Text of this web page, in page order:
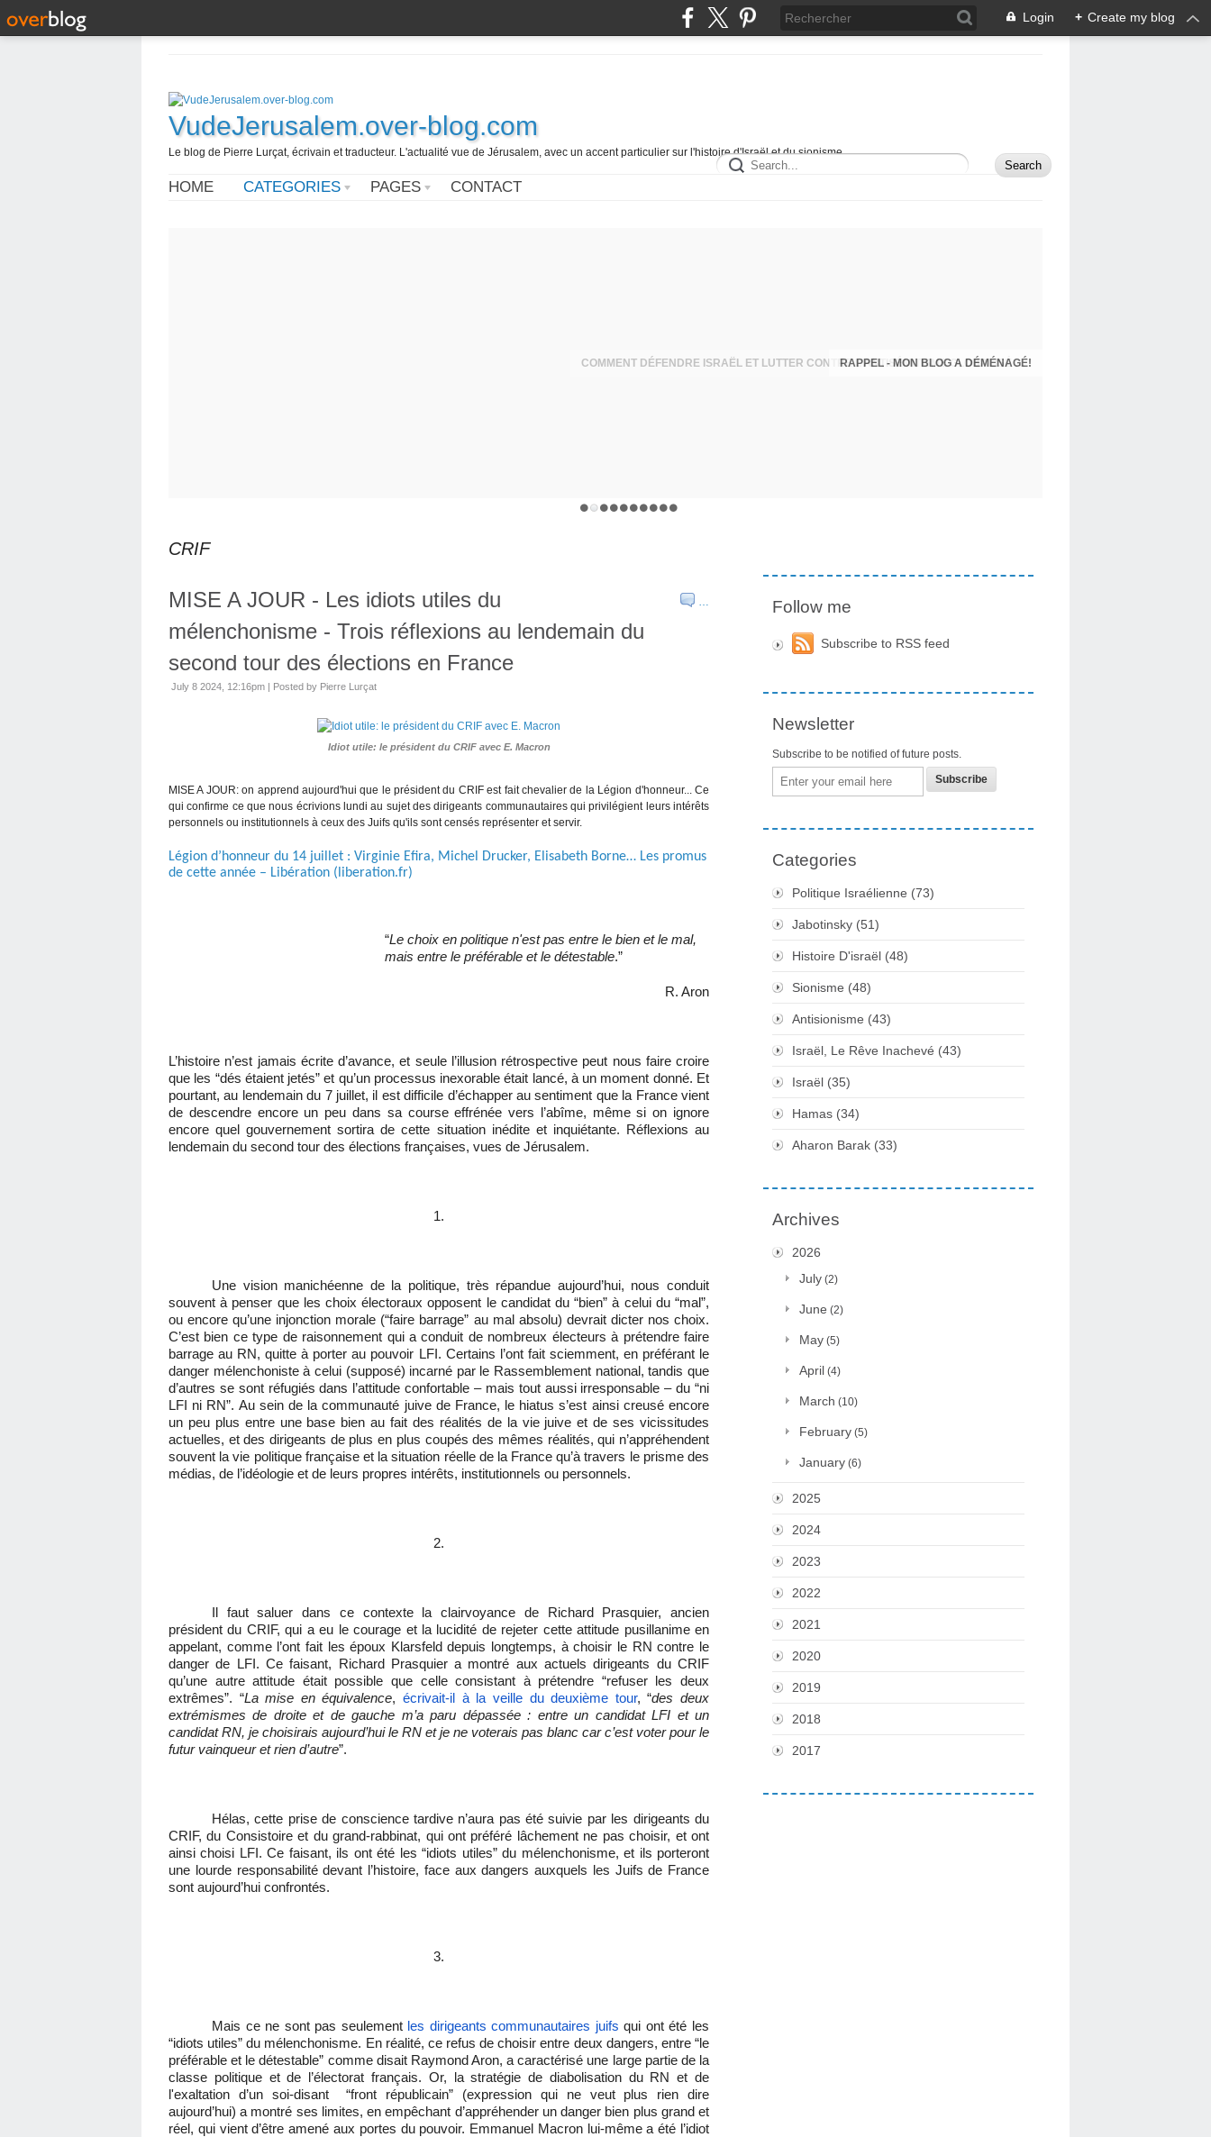
Login + Create my blog
VudeJerusalem.over-blog.com
Le blog de Pierre Lurçat, écrivain et traducteur. L'actualité vue de Jérusalem, avec un accent particulier sur l'histoire d'Israël et du sionisme.
HOME CATEGORIES PAGES CONTACT
RAPPEL - MON BLOG A DÉMÉNAGÉ!
CRIF
…
MISE A JOUR - Les idiots utiles du
mélenchonisme - Trois réflexions au lendemain du
second tour des élections en France
July 8 2024, 12:16pm | Posted by Pierre Lurçat
Idiot utile: le président du CRIF avec E. Macron
MISE A JOUR: on apprend aujourd'hui que le président du CRIF est fait chevalier de la Légion d'honneur... Ce
qui confirme ce que nous écrivions lundi au sujet des dirigeants communautaires qui privilégient leurs intérêts
personnels ou institutionnels à ceux des Juifs qu'ils sont censés représenter et servir.
Légion d’honneur du 14 juillet : Virginie Efira, Michel Drucker, Elisabeth Borne… Les promus
de cette année – Libération (liberation.fr)
“Le choix en politique n'est pas entre le bien et le mal,
mais entre le préférable et le détestable.”
R. Aron
L’histoire n’est jamais écrite d’avance, et seule l’illusion rétrospective peut nous faire croire
que les “dés étaient jetés” et qu’un processus inexorable était lancé, à un moment donné. Et
pourtant, au lendemain du 7 juillet, il est difficile d’échapper au sentiment que la France vient
de descendre encore un peu dans sa course effrénée vers l’abîme, même si on ignore
encore quel gouvernement sortira de cette situation inédite et inquiétante. Réflexions au
lendemain du second tour des élections françaises, vues de Jérusalem.
1.
Une vision manichéenne de la politique, très répandue aujourd’hui, nous conduit
souvent à penser que les choix électoraux opposent le candidat du “bien” à celui du “mal”,
ou encore qu’une injonction morale (“faire barrage” au mal absolu) devrait dicter nos choix.
C’est bien ce type de raisonnement qui a conduit de nombreux électeurs à prétendre faire
barrage au RN, quitte à porter au pouvoir LFI. Certains l’ont fait sciemment, en préférant le
danger mélenchoniste à celui (supposé) incarné par le Rassemblement national, tandis que
d’autres se sont réfugiés dans l’attitude confortable – mais tout aussi irresponsable – du “ni
LFI ni RN”. Au sein de la communauté juive de France, le hiatus s’est ainsi creusé encore
un peu plus entre une base bien au fait des réalités de la vie juive et de ses vicissitudes
actuelles, et des dirigeants de plus en plus coupés des mêmes réalités, qui n’appréhendent
souvent la vie politique française et la situation réelle de la France qu’à travers le prisme des
médias, de l’idéologie et de leurs propres intérêts, institutionnels ou personnels.
2.
Il faut saluer dans ce contexte la clairvoyance de Richard Prasquier, ancien
président du CRIF, qui a eu le courage et la lucidité de rejeter cette attitude pusillanime en
appelant, comme l’ont fait les époux Klarsfeld depuis longtemps, à choisir le RN contre le
danger de LFI. Ce faisant, Richard Prasquier a montré aux actuels dirigeants du CRIF
qu’une autre attitude était possible que celle consistant à prétendre “refuser les deux
extrêmes”. “La mise en équivalence,écrivait-il à la veille du deuxième tour, “des deux
extrémismes de droite et de gauche m’a paru dépassée : entre un candidat LFI et un
candidat RN, je choisirais aujourd’hui le RN et je ne voterais pas blanc car c’est voter pour le
futur vainqueur et rien d’autre”.
Hélas, cette prise de conscience tardive n’aura pas été suivie par les dirigeants du
CRIF, du Consistoire et du grand-rabbinat, qui ont préféré lâchement ne pas choisir, et ont
ainsi choisi LFI. Ce faisant, ils ont été les “idiots utiles” du mélenchonisme, et ils porteront
une lourde responsabilité devant l’histoire, face aux dangers auxquels les Juifs de France
sont aujourd’hui confrontés.
3.
Mais ce ne sont pas seulement les dirigeants communautaires juifs qui ont été les
“idiots utiles” du mélenchonisme. En réalité, ce refus de choisir entre deux dangers, entre “le
préférable et le détestable” comme disait Raymond Aron, a caractérisé une large partie de la
classe politique et de l’électorat français. Or, la stratégie de diabolisation du RN et de
l'exaltation d’un soi-disant
“front républicain” (expression qui ne veut plus rien dire
aujourd’hui) a montré ses limites, en empêchant d’appréhender un danger bien plus grand et
réel, qui vient d’être amené aux portes du pouvoir. Emmanuel Macron lui-même a été l’idiot
Follow me
Subscribe to RSS feed
Newsletter
Subscribe to be notified of future posts.
Email
Categories
Politique Israélienne (73)
Jabotinsky (51)
Histoire D'israël (48)
Sionisme (48)
Antisionisme (43)
Israël, Le Rêve Inachevé (43)
Israël (35)
Hamas (34)
Aharon Barak (33)
Archives
2026
July (2)
June (2)
May (5)
April (4)
March (10)
February (5)
January (6)
2025
2024
2023
2022
2021
2020
2019
2018
2017